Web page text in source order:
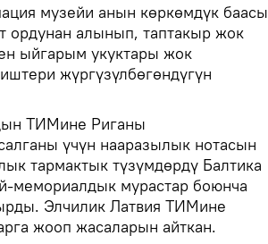
музейи анын көркөмдүк баасы
ордунан алынып, таптакыр жок
ыйгарым укуктары жок
жүргүзүлбөгөндүгүн
ТИМине Риганы
үчүн нааразылык нотасын
тармактык түзүмдөрдү Балтика
мемориалдык мурастар боюнча
Элчилик Латвия ТИМине
жооп жасаларын айткан.